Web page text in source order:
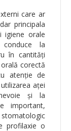
care ar
principala
igiene orale
conduce la
în cantități
corectă
atenție de
aței
și la
important,
profilaxie o